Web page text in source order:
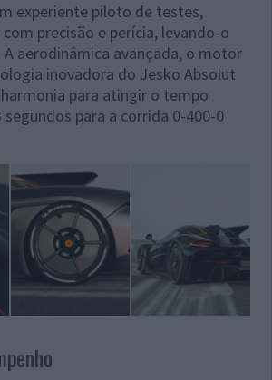
experiente piloto de testes,
precisão e perícia, levando-o
aerodinâmica avançada, o motor
inovadora do Jesko Absolut
para atingir o tempo
segundos para a corrida 0-400-0